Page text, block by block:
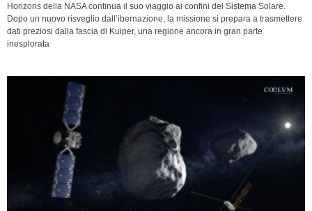
Horizons della NASA continua il suo viaggio ai confini del Sistema Solare.
Dopo un nuovo risveglio dall’ibernazione, la missione si prepara a trasmettere
dati preziosi dalla fascia di Kuiper, una regione ancora in gran parte
inesplorata